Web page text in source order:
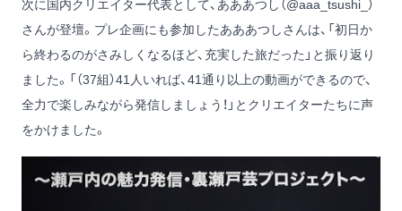
次に国内クリエイター代表として、あああつし（@aaa_tsushi_ ）
さんが登壇。プレ企画にも参加したあああつしさんは、「初日か
ら終わるのがさみしくなるほど、充実した旅だった」と振り返り
ました。「（37組）41人いれば、41通り以上の動画ができるので、
全力で楽しみながら発信しましょう！」とクリエイターたちに声
をかけました。